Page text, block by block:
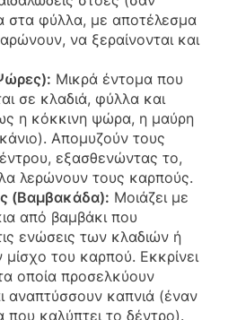
στα φύλλα, με αποτέλεσμα
να ξεραίνονται και
Μικρά έντομα που
σε κλαδιά, φύλλα και
η κόκκινη ψώρα, η μαύρη
Απομυζούν τους
εξασθενώντας το,
λερώνουν τους καρπούς.
(Βαμβακάδα): Μοιάζει με
από βαμβάκι που
ενώσεις των κλαδιών ή
του καρπού. Εκκρίνει
οποία προσελκύουν
αναπτύσσουν καπνιά (έναν
που καλύπτει το δέντρο).